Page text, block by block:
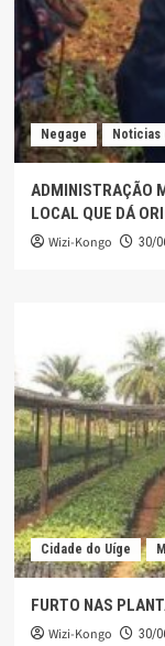
Negage Noticias
ADMINISTRAÇÃO
LOCAL QUE DÁ
Wizi-Kongo 30/
Cidade do Uíge
FURTO NAS
Wizi-Kongo 30/